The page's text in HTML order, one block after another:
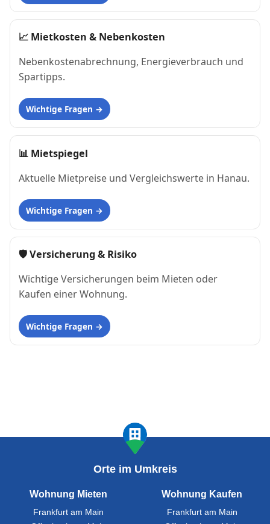
📈 Mietkosten & Nebenkosten
Nebenkostenabrechnung, Energieverbrauch und
Spartipps.
Wichtige Fragen
📊 Mietspiegel
Aktuelle Mietpreise und Vergleichswerte in Hanau.
Wichtige Fragen
🛡 Versicherung & Risiko
Wichtige Versicherungen beim Mieten oder
Kaufen einer Wohnung.
Wichtige Fragen
Orte im Umkreis
Wohnung Mieten
Frankfurt am Main
Wohnung Kaufen
Frankfurt am Main